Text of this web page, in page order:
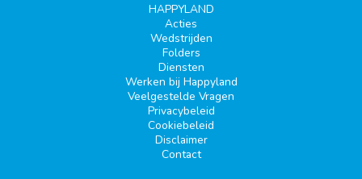
HAPPYLAND
Acties
Wedstrijden
Folders
Diensten
Werken bij Happyland
Veelgestelde Vragen
Privacybeleid
Cookiebeleid
Disclaimer
Contact